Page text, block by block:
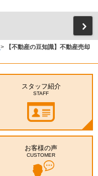
>
【不動産の豆知識】不動産売却
スタッフ紹介
STAFF
お客様の声
CUSTOMER